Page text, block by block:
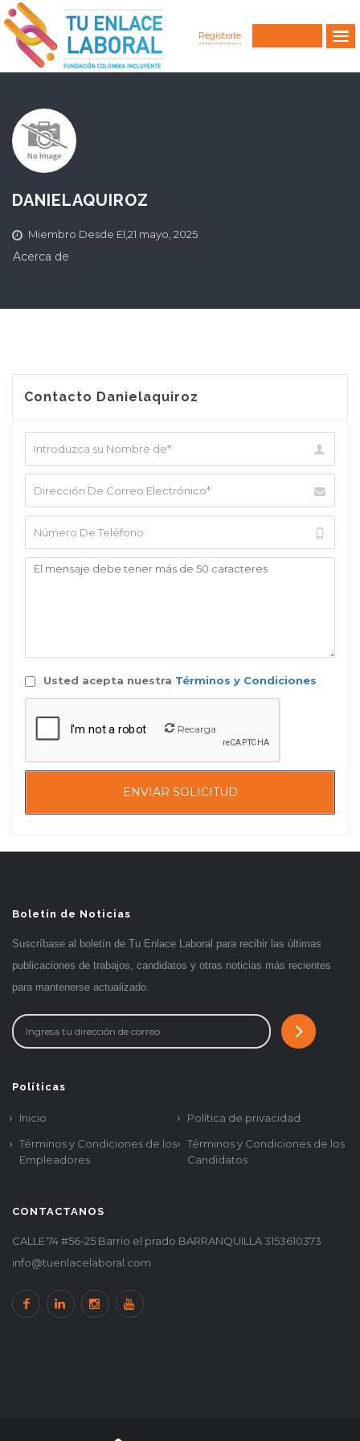
Regístrate
DANIELAQUIROZ
Miembro Desde El,21 mayo, 2025
Acerca de
Contacto Danielaquiroz
Usted acepta nuestra Términos y Condiciones
Recarga
Boletín de Noticias
Suscríbase al boletín de Tu Enlace Laboral para recibir las últimas
publicaciones de trabajos, candidatos y otras noticias más recientes
para mantenerse actualizado.
Políticas
Inicio
Política de privacidad
Términos y Condiciones de los
Empleadores
Términos y Condiciones de los
Candidatos
CONTACTANOS
CALLE 74 #56-25 Barrio el prado BARRANQUILLA 3153610373
info@tuenlacelaboral.com